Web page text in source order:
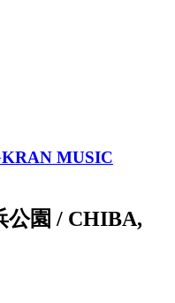
MUSIC
公園 / CHIBA,